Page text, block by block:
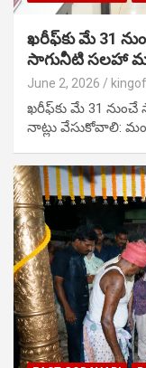
ఖరీఫ్‌కు మే 31
సాగునీటి సలహా
June 2, 2026
ఖరీఫ్‌కు మే 31 నుంచే
నాట్లు వేసుకోవాలి: